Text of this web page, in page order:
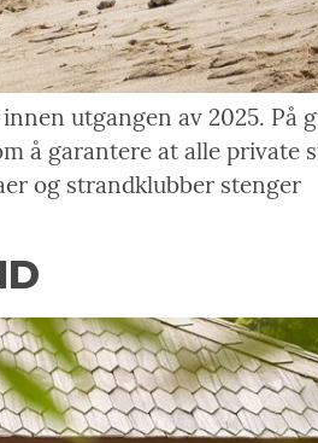
utgangen av 2025. På
å garantere at alle private
og strandklubber stenger